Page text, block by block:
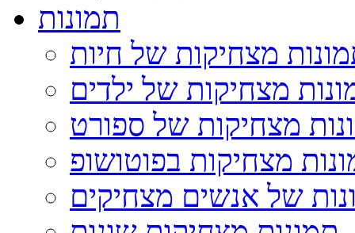
תמונות
מצחיקות של חיות
מצחיקות של ילדים
מצחיקות של ספורט
מצחיקות בפוטושופ
של אנשים מצחיקים